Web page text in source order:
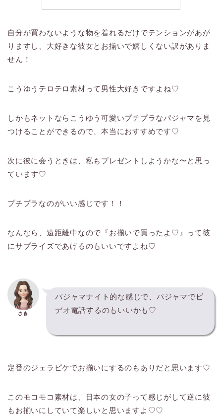
自分が買わないような物を着れるだけでテンションがあが
りますし、大好きな彼女とお揃いで嬉しくない訳がありま
せん！
こうゆうテロテロ素材って男性大好きですよね♡
しかもネットならこうゆう可愛いプチプラなパジャマを見
つけることができるので、本当におすすめです♡
次に彼に会うときは、私もプレゼントしようかな〜と思っ
ています♡
プチプラなのがいい感じです！！
なんなら、遠距離中なので『お揃いで買ったよ♡』って彼
にサプライズであげるのもいいですよね♡
さき
パジャマナイト的な感じで、パジャマでビ
デオ電話するのもいいかも♡
定番のジェラピケでお揃いにするのもありだと思います♡
このモコモコ素材は、日本の女の子って感じがして逆に彼
もお揃いにしていて楽しいと思いますよ♡♡